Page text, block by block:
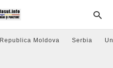
Republica Moldova Serbia